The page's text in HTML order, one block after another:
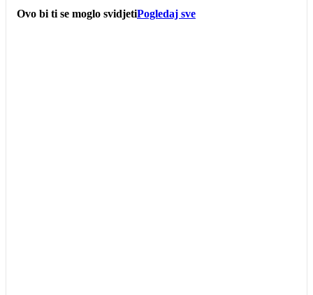
Ovo bi ti se moglo svidjetiPogledaj sve